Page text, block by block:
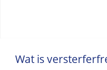
Wat is